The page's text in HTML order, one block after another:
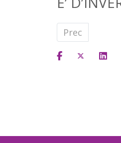
Articolo
Prec